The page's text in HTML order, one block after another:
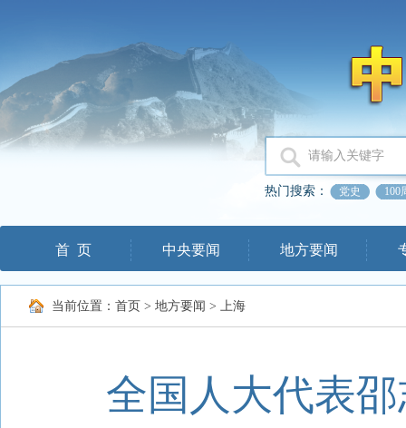
热门搜索： 党史 100
首 页 中央要闻 地方要闻
当前位置： 首页 > 地方要闻 > 上海
全国人大代表